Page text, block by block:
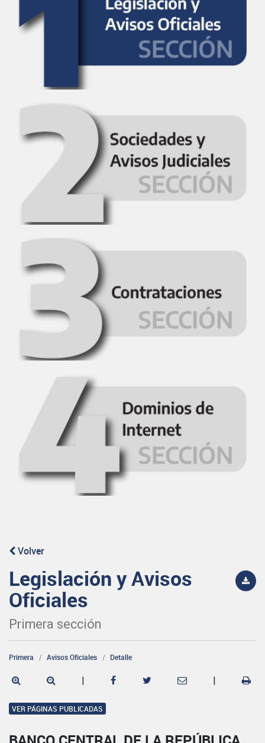
Volver
Legislación y Avisos
Oficiales
Primera sección
Primera Avisos Oficiales Detalle
| |
VER PÁGINAS PUBLICADAS